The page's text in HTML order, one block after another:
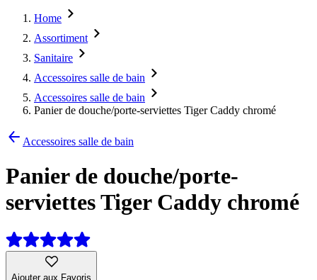
Home
Assortiment
Sanitaire
Accessoires salle de bain
Accessoires salle de bain
Panier de douche/porte-serviettes Tiger Caddy chromé
Accessoires salle de bain
Panier de douche/porte-
serviettes Tiger Caddy chromé
Ajouter aux Favoris